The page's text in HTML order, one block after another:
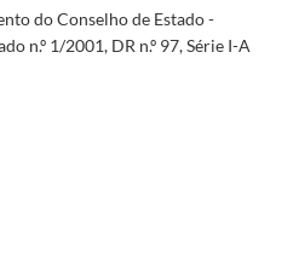
do Conselho de Estado -
n.º 1/2001, DR n.º 97, Série I-A